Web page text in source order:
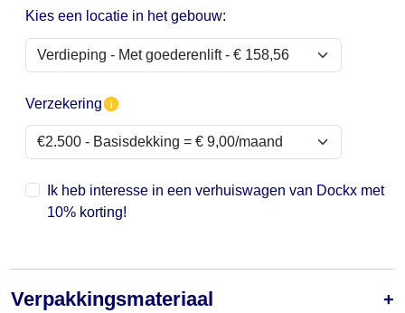
Kies een locatie in het gebouw:
Verzekering
Ik heb interesse in een verhuiswagen van Dockx met
10% korting!
Verpakkingsmateriaal